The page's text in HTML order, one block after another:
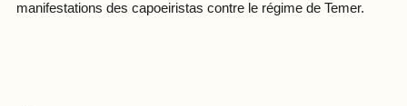
manifestations des capoeiristas contre le régime de Temer.